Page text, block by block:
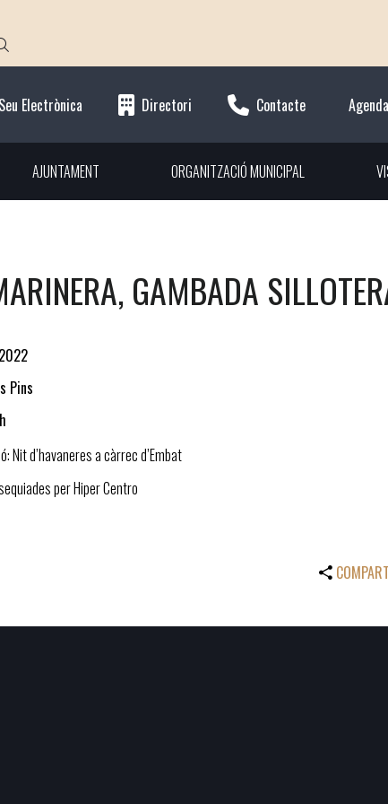
Seu Electrònica Directori Contacte Agenda
AJUNTAMENT ORGANITZACIÓ MUNICIPAL
GAMBADA
Pins
Nit d’havaneres a càrrec d’Embat
per Hiper Centro